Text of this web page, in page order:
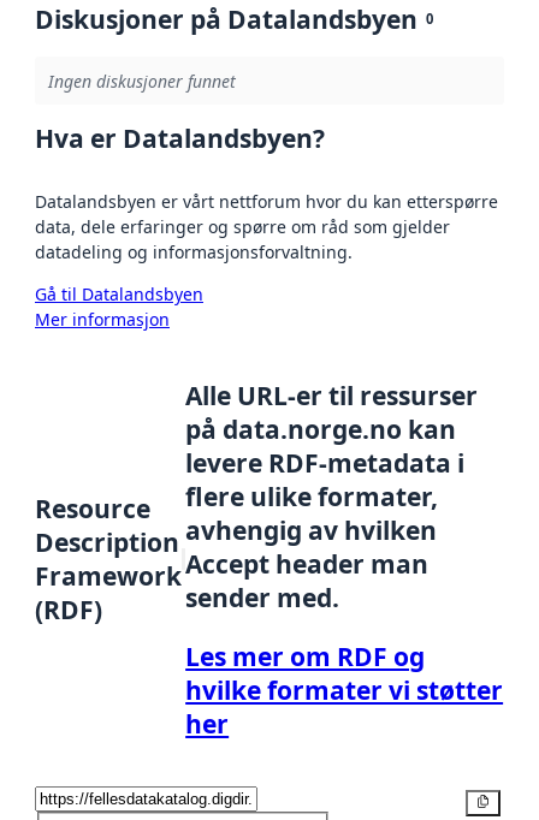
Diskusjoner på Datalandsbyen 0
Ingen diskusjoner funnet
Hva er Datalandsbyen?
Datalandsbyen er vårt nettforum hvor du kan etterspørre
data, dele erfaringer og spørre om råd som gjelder
datadeling og informasjonsforvaltning.
Gå til Datalandsbyen
Mer informasjon
Resource
Description
Framework
(RDF)
Alle URL-er til ressurser
på data.norge.no kan
levere RDF-metadata i
flere ulike formater,
avhengig av hvilken
Accept header man
sender med.
Les mer om RDF og
hvilke formater vi støtter
her